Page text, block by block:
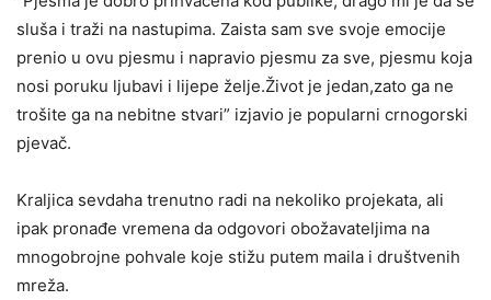
sluša i traži na nastupima. Zaista sam sve svoje emocije
prenio u ovu pjesmu i napravio pjesmu za sve, pjesmu koja
nosi poruku ljubavi i lijepe želje.Život je jedan,zato ga ne
trošite ga na nebitne stvari” izjavio je popularni crnogorski
pjevač.
Kraljica sevdaha trenutno radi na nekoliko projekata, ali
ipak pronađe vremena da odgovori obožavateljima na
mnogobrojne pohvale koje stižu putem maila i društvenih
mreža.